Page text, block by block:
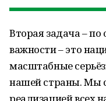
Вторая задача – по
важности – это
масштабные
нашей страны. Мы